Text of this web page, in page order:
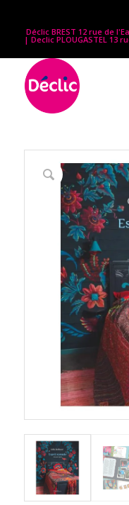
Déclic BREST 12 rue de
| Declic PLOUGASTEL 13